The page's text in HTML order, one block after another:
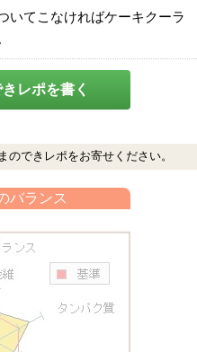
いてこなければケーキクーラ
レポを書く
できレポをお寄せください。
バランス